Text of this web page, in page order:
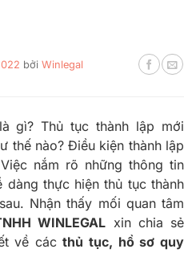
bởi Winlegal
gì? Thủ tục thành lập mới
thế nào? Điều kiện thành lập
nắm rõ những thông tin
dàng thực hiện thủ tục thành
Nhận thấy mối quan tâm
WINLEGAL xin chia sẻ
về cácthủ tục, hồ sơ quy